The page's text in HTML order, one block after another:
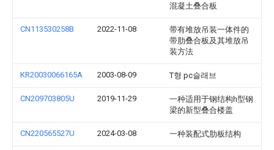
混凝土叠合板
CN113530258B 2022-11-08
带有堆放吊装一体件的
带肋叠合板及其堆放吊
装方法
KR20030066165A 2003-08-09 T형 pc슬래브
CN209703805U 2019-11-29
一种适用于钢结构h型钢
梁的新型叠合楼盖
CN220565527U 2024-03-08 一种装配式肋板结构